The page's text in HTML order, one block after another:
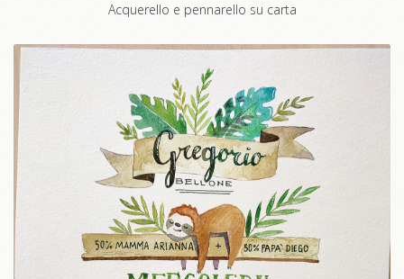
Acquerello e pennarello su carta